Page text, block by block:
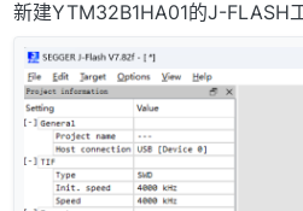
新建YTM32B1HA01的J-FLASH